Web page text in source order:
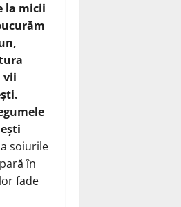
la micii
vii
soiurile
în
fade